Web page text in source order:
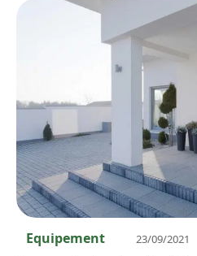
Equipement 23/09/2021